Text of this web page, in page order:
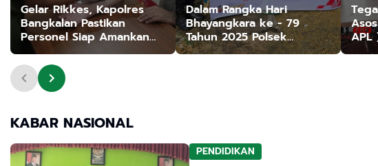
Gelar Rikkes, Kapolres
Bangkalan Pastikan
Personel Siap Amankan
Ops Ketupat Semeru
2026
Dalam Rangka Hari
Bhayangkara ke - 79
Tahun 2025 Polsek
Watubangga Membagikan
APL
KABAR NASIONAL
PENDIDIKAN